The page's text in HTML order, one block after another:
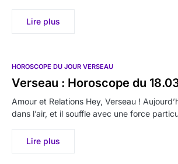
Lire plus
HOROSCOPE DU JOUR VERSEAU
Verseau : Horoscope du
Amour et Relations Hey, Verseau !
dans l’air, et il souffle avec une force
Lire plus